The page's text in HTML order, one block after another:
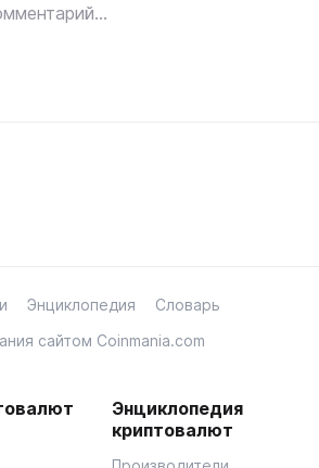
Энциклопедия
Словарь
сайтом Coinmania.com
Энциклопедия
криптовалют